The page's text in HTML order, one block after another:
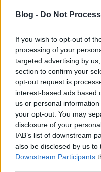
Blog - Do Not
If you wish to opt-out of
processing of your
targeted advertising by
section to confirm your
opt-out request is
interest-based ads based
us or personal
your opt-out. You may
disclosure of your
IAB’s list of downstream
also be disclosed by us to
Downstream Participants
Jó szokásomhoz
sorolható képeket
megmutatni, ...